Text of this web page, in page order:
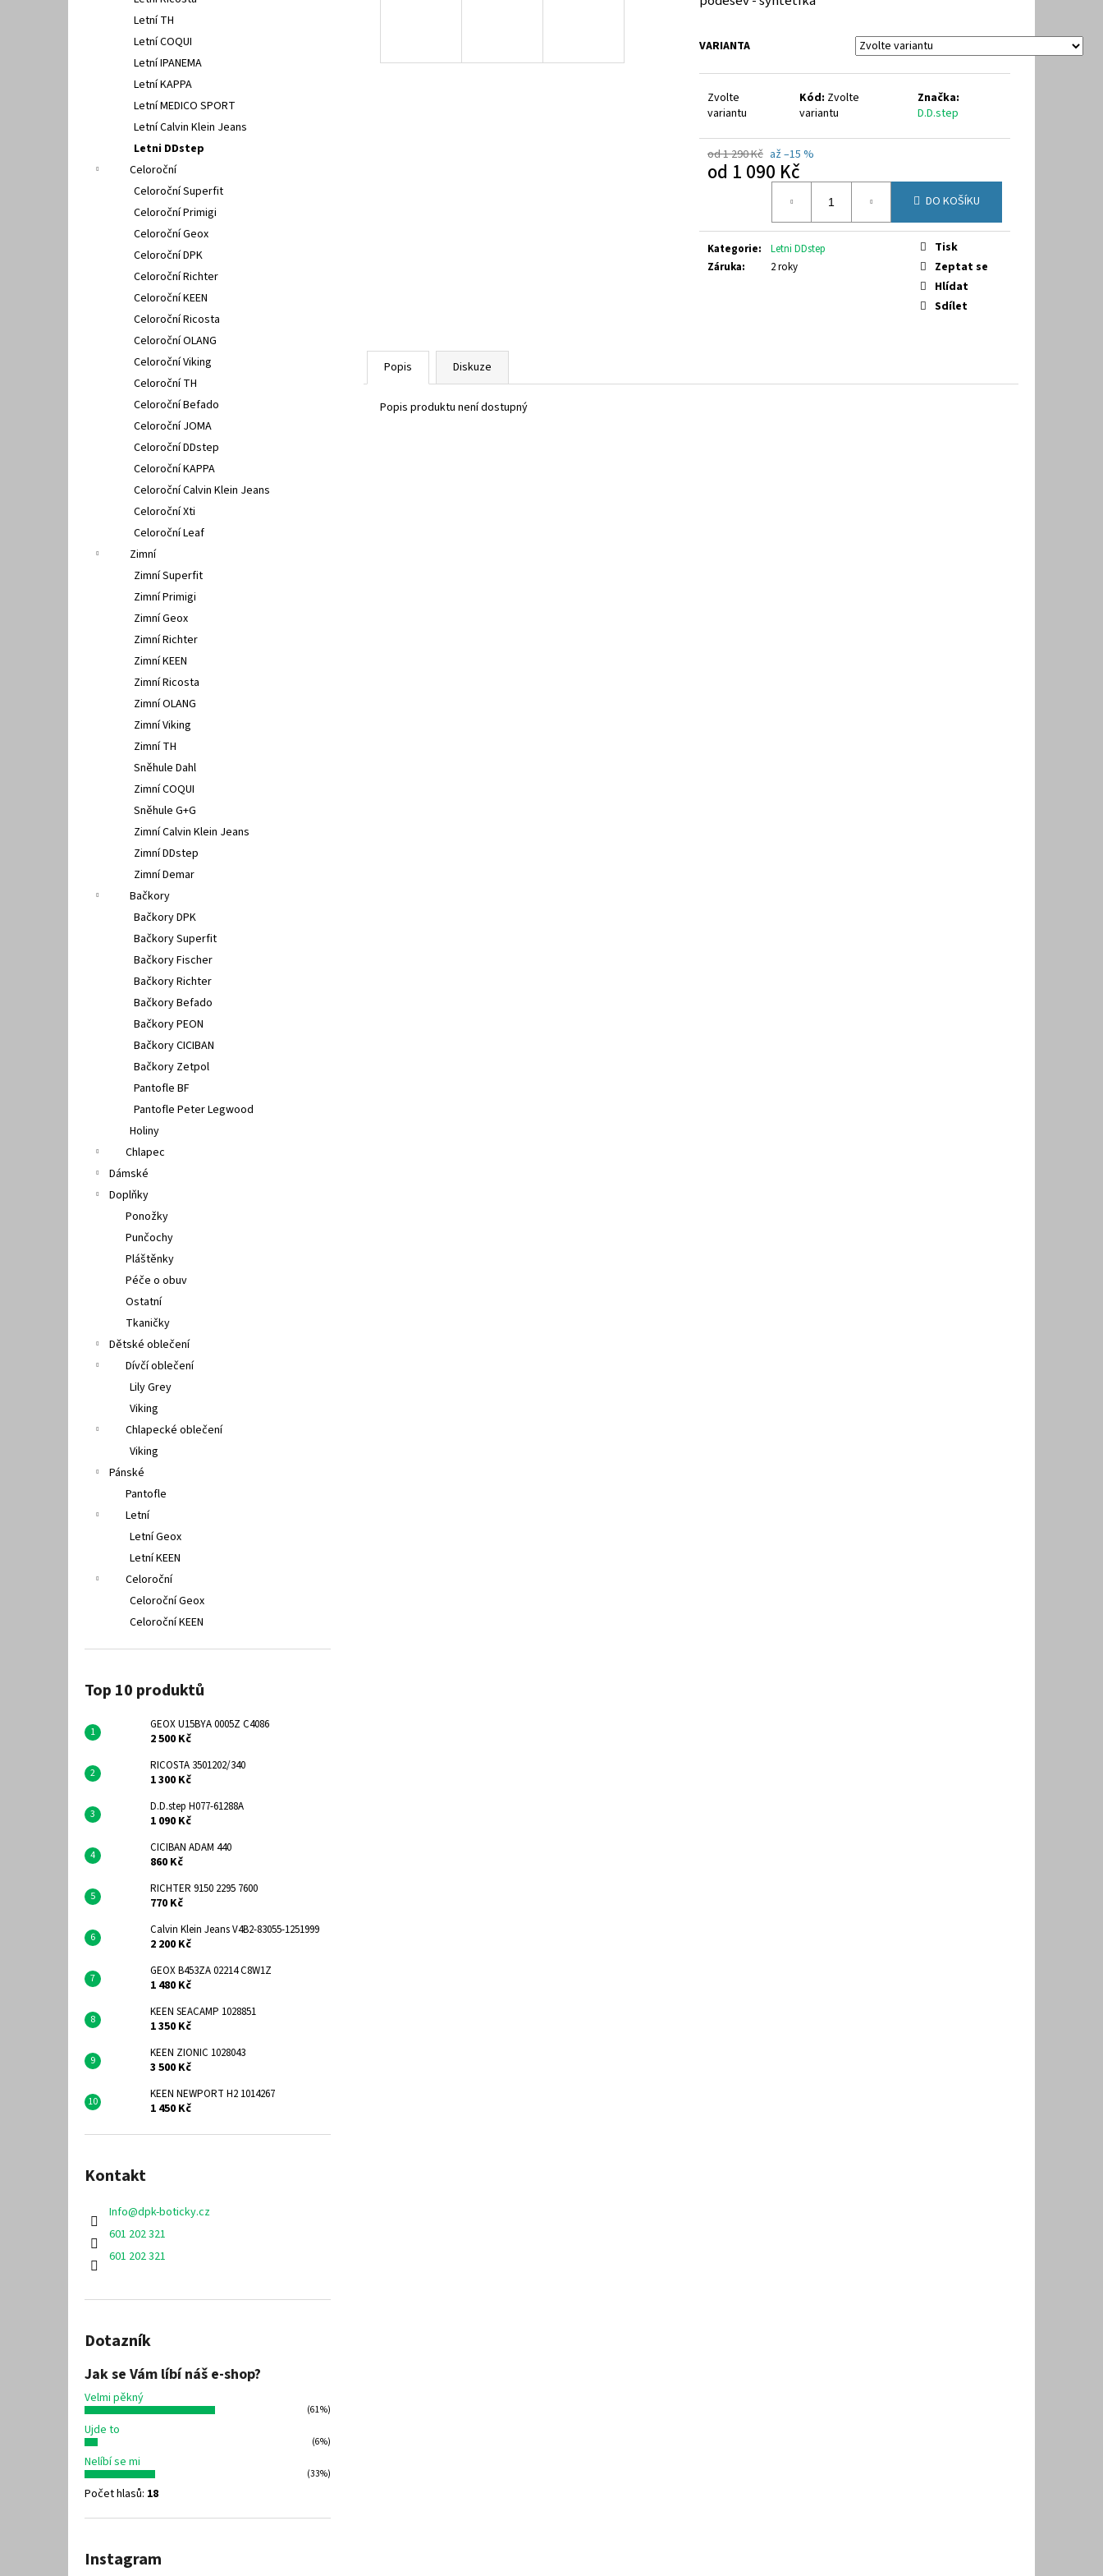
Letní TH
Letní COQUI
Letní IPANEMA
Letní KAPPA
Letní MEDICO SPORT
Letní Calvin Klein Jeans
Letni DDstep
Celoroční
Celoroční Superfit
Celoroční Primigi
Celoroční Geox
Celoroční DPK
Celoroční Richter
Celoroční KEEN
Celoroční Ricosta
Celoroční OLANG
Celoroční Viking
Celoroční TH
Celoroční Befado
Celoroční JOMA
Celoroční DDstep
Celoroční KAPPA
Celoroční Calvin Klein Jeans
Celoroční Xti
Celoroční Leaf
Zimní
Zimní Superfit
Zimní Primigi
Zimní Geox
Zimní Richter
Zimní KEEN
Zimní Ricosta
Zimní OLANG
Zimní Viking
Zimní TH
Sněhule Dahl
Zimní COQUI
Sněhule G+G
Zimní Calvin Klein Jeans
Zimní DDstep
Zimní Demar
Bačkory
Bačkory DPK
Bačkory Superfit
Bačkory Fischer
Bačkory Richter
Bačkory Befado
Bačkory PEON
Bačkory CICIBAN
Bačkory Zetpol
Pantofle BF
Pantofle Peter Legwood
Holiny
Chlapec
Dámské
Doplňky
Ponožky
Punčochy
Pláštěnky
Péče o obuv
Ostatní
Tkaničky
Dětské oblečení
Dívčí oblečení
Lily Grey
Viking
Chlapecké oblečení
Viking
Pánské
Pantofle
Letní
Letní Geox
Letní KEEN
Celoroční
Celoroční Geox
Celoroční KEEN
Top 10 produktů
GEOX U15BYA 0005Z C4086
2 500 Kč
RICOSTA 3501202/340
1 300 Kč
D.D.step H077-61288A
1 090 Kč
CICIBAN ADAM 440
860 Kč
RICHTER 9150 2295 7600
770 Kč
Calvin Klein Jeans V4B2-83055-1251999
2 200 Kč
GEOX B453ZA 02214 C8W1Z
1 480 Kč
KEEN SEACAMP 1028851
1 350 Kč
KEEN ZIONIC 1028043
3 500 Kč
KEEN NEWPORT H2 1014267
1 450 Kč
Kontakt
Info@dpk-boticky.cz
601 202 321
601 202 321
Dotazník
Jak se Vám líbí náš e-shop?
Velmi pěkný
(61%)
Ujde to
(6%)
Nelíbí se mi
(33%)
Počet hlasů: 18
Instagram
VARIANTA
Zvolte
variantu
Kód: Zvolte
variantu
Značka:
D.D.step
od 1 290 Kč až –15 %
od 1 090 Kč
DO KOŠÍKU
Kategorie:
Letni DDstep
Záruka: 2 roky
Tisk
Zeptat se
Hlídat
Sdílet
Popis Diskuze
Popis produktu není dostupný
2 500 Kč
1 290 Kč